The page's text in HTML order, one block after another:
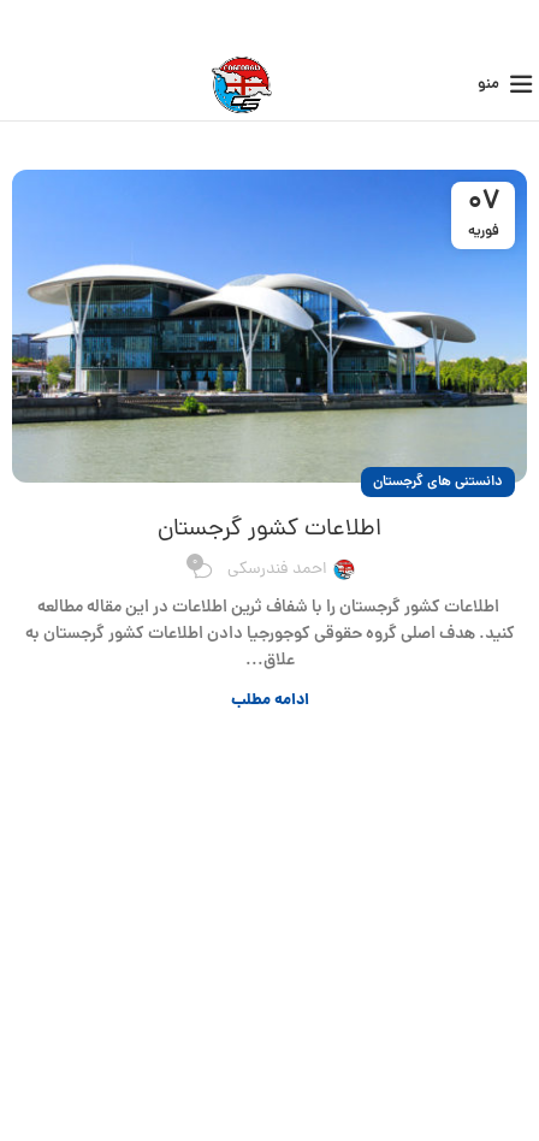
منو
07
فوریه
دانستنی های گرجستان
اطلاعات کشور گرجستان
احمد فندرسکی 0
اطلاعات کشور گرجستان را با شفاف ثرین اطلاعات در این مقاله مطالعه
کنید. هدف اصلی گروه حقوقی کوجورجیا دادن اطلاعات کشور گرجستان به
علاق...
ادامه مطلب